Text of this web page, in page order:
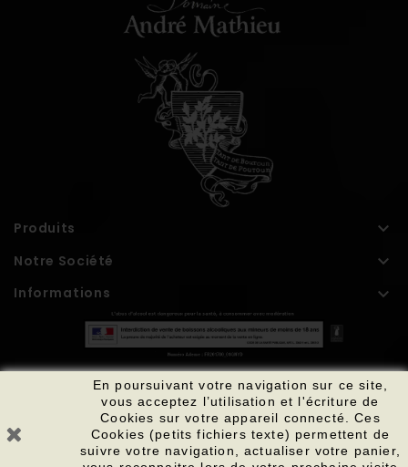
Produits 
Notre Société 
Informations 
En poursuivant votre navigation sur ce site,
vous acceptez l’utilisation et l'écriture de
Cookies sur votre appareil connecté. Ces
Cookies (petits fichiers texte) permettent de
suivre votre navigation, actualiser votre panier,
© 2026 - Logiciel E-Commerce Par PrestaShop™